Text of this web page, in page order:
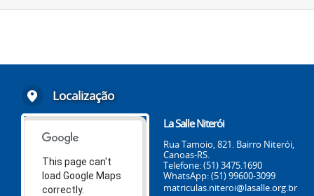
Localização
This page can't
load Google Maps
correctly.
La Salle Niterói
Rua Tamoio, 821. Bairro Niterói,
Canoas-RS.
Telefone: (51) 3475.1690
WhatsApp: (51) 99600-3099
matriculas.niteroi@lasalle.org.br